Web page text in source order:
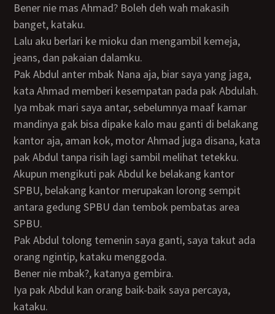
Bener nie mas Ahmad? Boleh deh wah makasih
banget, kataku.
Lalu aku berlari ke mioku dan mengambil kemeja,
jeans, dan pakaian dalamku.
Pak Abdul anter mbak Nana aja, biar saya yang jaga,
kata Ahmad memberi kesempatan pada pak Abdulah.
Iya mbak mari saya antar, sebelumnya maaf kamar
mandinya gak bisa dipake kalo mau ganti di belakang
kantor aja, aman kok, motor Ahmad juga disana, kata
pak Abdul tanpa risih lagi sambil melihat tetekku.
Akupun mengikuti pak Abdul ke belakang kantor
SPBU, belakang kantor merupakan lorong sempit
antara gedung SPBU dan tembok pembatas area
SPBU.
Pak Abdul tolong temenin saya ganti, saya takut ada
orang ngintip, kataku menggoda.
Bener nie mbak?, katanya gembira.
Iya pak Abdul kan orang baik-baik saya percaya,
kataku.